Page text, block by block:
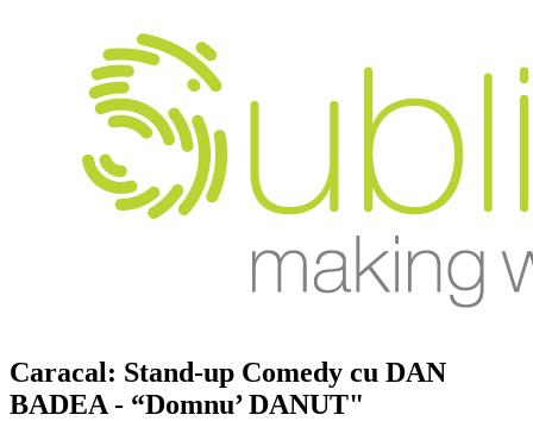
Caracal: Stand-up Comedy cu DAN
BADEA - “Domnu’ DANUT"